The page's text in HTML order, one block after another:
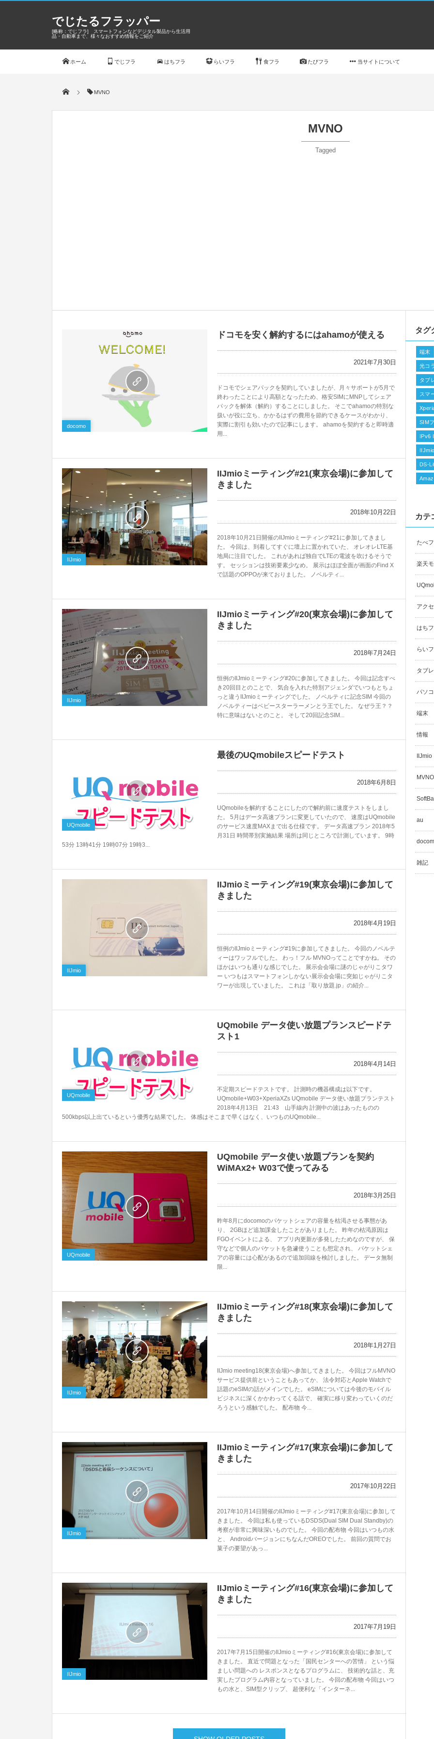
でじたるフラッパー
[略称：でじフラ] スマートフォンなどデジタル製品から生活用
品・自動車まで、様々なおすすめ情報をご紹介
ホーム でじフラ はちフラ らいフラ 食フラ たびフラ 当サイトについて
MVNO
MVNO
Tagged
docomo
ドコモを安く解約するにはahamoが使える
2021年7月30日
ドコモでシェアパックを契約していましたが、月々サポートが5月で
終わったことにより高額となったため、格安SIMにMNPしてシェア
パックを解体（解約）することにしました。 そこでahamoの特別な
扱いが役に立ち、かかるはずの費用を節約できるケースがわかり、
実際に割引も効いたので記事にします。 ahamoを契約すると即時適
用...
IIJmio
IIJmioミーティング#21(東京会場)に参加して
きました
2018年10月22日
2018年10月21日開催のIIJmioミーティング#21に参加してきまし
た。 今回は、到着してすぐに壇上に置かれていた、 オレオレLTE基
地局に注目でした。 これがあれば独自でLTEの電波を吹けるそうで
す。 セッションは技術要素少なめ。 展示はほぼ全面が画面のFind X
で話題のOPPOが来ておりました。 ノベルティ...
IIJmio
0
IIJmioミーティング#20(東京会場)に参加して
きました
2018年7月24日
恒例のIIJmioミーティング#20に参加してきました。 今回は記念すべ
き20回目とのことで、 気合を入れた特別アジェンダでいつもとちょ
っと違うIIJmioミーティングでした。 ノベルティに記念SIM 今回の
ノベルティーはベビースターラーメンとラ王でした。 なぜラ王？？
特に意味はないとのこと。 そして20回記念SIM...
UQmobile
最後のUQmobileスピードテスト
2018年6月8日
UQmobileを解約することにしたので解約前に速度テストをしまし
た。 5月はデータ高速プランに変更していたので、 速度はUQmobile
のサービス速度MAXまで出る仕様です。 データ高速プラン 2018年5
月31日 時間帯別実施結果 場所は同じところで計測しています。 9時
53分 13時41分 19時07分 19時3...
IIJmio
0
IIJmioミーティング#19(東京会場)に参加して
きました
2018年4月19日
恒例のIIJmioミーティング#19に参加してきました。 今回のノベルテ
ィーはワッフルでした。 わっ！フル MVNOってことですかね。 その
ほかはいつも通りな感じでした。 展示会会場に謎のじゃがりこタワ
ー いつもはスマートフォンしかない展示会会場に突如じゃがりこタ
ワーが出現していました。 これは「取り放題.jp」の紹介...
UQmobile
UQmobile データ使い放題プランスピードテ
スト1
2018年4月14日
不定期スピードテストです。 計測時の機器構成は以下です。
UQmobile+W03+XperiaXZs UQmobile データ使い放題プランテスト
2018年4月13日 21:43 山手線内 計測中の波はあったものの
500kbps以上出ているという優秀な結果でした。 体感はそこまで早くはなく、いつものUQmobile...
UQmobile
0
UQmobile データ使い放題プランを契約
WiMAx2+ W03で使ってみる
2018年3月25日
昨年8月にdocomoのパケットシェアの容量を枯渇させる事態があ
り、 2GBほど追加課金したことがありました。 昨年の枯渇原因は
FGOイベントによる、 アプリ内更新が多発したためなのですが、 保
守などで個人のパケットを急遽使うことも想定され、 パケットシェ
アの容量には心配があるので追加回線を検討しました。 データ無制
限...
IIJmio
IIJmioミーティング#18(東京会場)に参加して
きました
2018年1月27日
IIJmio meeting18(東京会場)へ参加してきました。 今回はフルMVNO
サービス提供前ということもあってか、 法令対応とApple Watchで
話題のeSIMの話がメインでした。 eSIMについては今後のモバイル
ビジネスに深くかかわってくる話で、 確実に移り変わっていくのだ
ろうという感触でした。 配布物 今...
IIJmio
IIJmioミーティング#17(東京会場)に参加して
きました
2017年10月22日
2017年10月14日開催のIIJmioミーティング#17(東京会場)に参加して
きました。 今回は私も使っているDSDS(Dual SIM Dual Standby)の
考察が非常に興味深いものでした。 今回の配布物 今回はいつもの水
と、 AndroidバージョンにちなんだOREOでした。 前回の質問でお
菓子の要望があっ...
IIJmio
IIJmioミーティング#16(東京会場)に参加して
きました
2017年7月19日
2017年7月15日開催のIIJmioミーティング#16(東京会場)に参加して
きました。 直近で問題となった「国民センターへの苦情」 という悩
ましい問題への レスポンスとなるプログラムに、 技術的な話と、充
実したプログラム内容となっていました。 今回の配布物 今回はいつ
もの水と、SIM型クリップ、 超便利な「インターネ...
タグ
端末
光コ
タブ
スマ
SIM
IPv6
DS-
カテ
たべ
楽天
アク
はち
らい
タブ
パソ
端末
情報
IIJmio
MVNO
au
雑記